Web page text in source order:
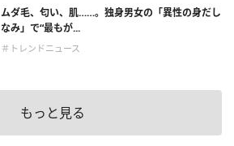
ムダ毛、匂い、肌……。独身男女の「異性の身だし
なみ」で“最もが...
＃トレンドニュース
もっと見る